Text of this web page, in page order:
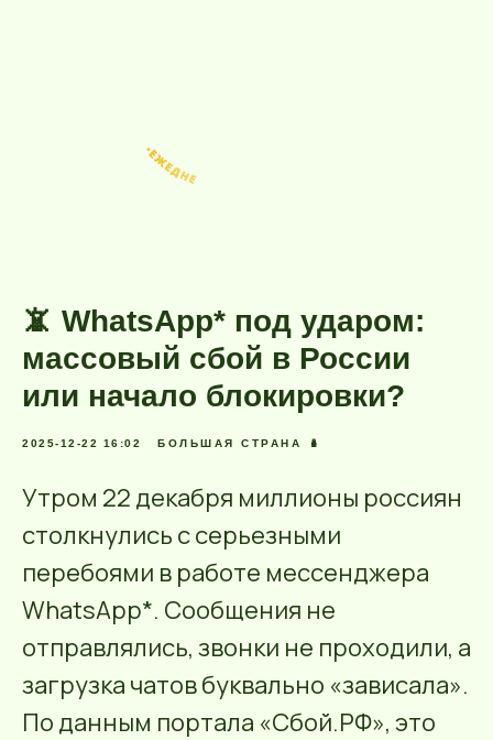
📵 WhatsApp* под ударом:
массовый сбой в России
или начало блокировки?
2025-12-22 16:02 БОЛЬШАЯ СТРАНА 🪆
Утром 22 декабря миллионы россиян
столкнулись с серьезными
перебоями в работе мессенджера
WhatsApp*. Сообщения не
отправлялись, звонки не проходили, а
загрузка чатов буквально «зависала».
По данным портала «Сбой.РФ», это